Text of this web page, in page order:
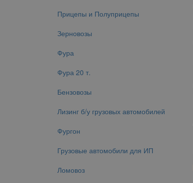
Прицепы и Полуприцепы
Зерновозы
Фура
Фура 20 т.
Бензовозы
Лизинг б/у грузовых автомобилей
Фургон
Грузовые автомобили для ИП
Ломовоз